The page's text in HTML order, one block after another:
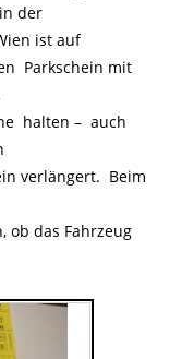
der
ist auf
Parkschein mit
halten – auch
verlängert. Beim
das Fahrzeug